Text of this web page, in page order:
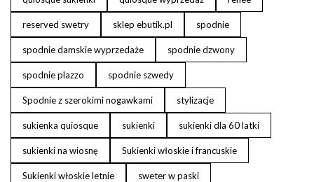
reserved swetry sklep ebutik.pl spodnie
spodnie damskie wyprzedaże spodnie dzwony
spodnie plazzo spodnie szwedy
Spodnie z szerokimi nogawkami stylizacje
sukienka quiosque sukienki sukienki dla 60 latki
sukienki na wiosnę Sukienki włoskie i francuskie
Sukienki włoskie letnie sweter w paski